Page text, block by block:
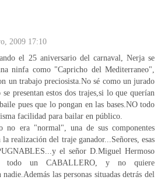
2009 17:10
el 25 aniversario del carnaval, Nerja se
ninfa como "Capricho del Mediterraneo",
un trabajo preciosista.No sé como un jurado
se presentan estos dos trajes,si lo que querían
pues que lo pongan en las bases.NO todo
facilidad para bailar en público.
no era "normal", una de sus componentes
realización del traje ganador...Señores, esas
el señor D.Miguel Hermoso
todo un CABALLERO, y no quiere
las personas situadas detrás del